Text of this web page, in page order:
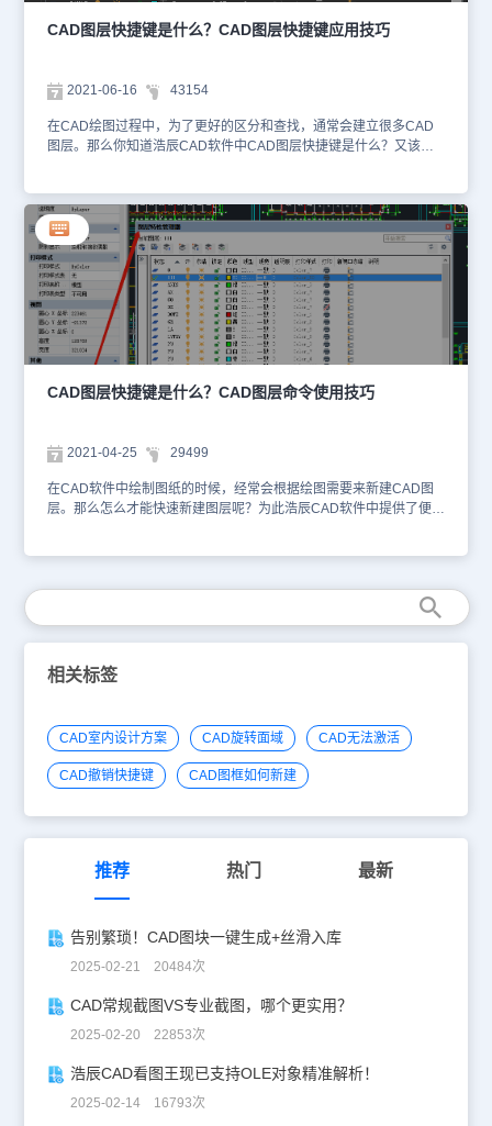
CAD图层快捷键是什么？CAD图层快捷键应用技巧
2021-06-16 43154
在CAD绘图过程中，为了更好的区分和查找，通常会建立很多CAD
图层。那么你知道浩辰CAD软件中CAD图层快捷键是什么？又该如
CAD图层快捷键命令是：LAYER（缩写：LA），其主要用于建立自
定义的图形图层并指定各图层的颜色与线型特性。CAD图层快捷键的
应用步骤：打开浩辰CAD软件后，在命令行输入CAD图层快捷键：
LA，按回车键确认，即可调出【图层特性管理器】。如下图所示：
在【图层特性管理器】中除了可以控制创建或管理图层的特性（如颜
色、线型、线宽、透明度等），还可以添加、删除和重命名图层，修
改其特性等。在浩辰CAD软件中除了可以通过CAD图层快捷键命令
来调用【图层特性管理器】以外，还可以通过菜单栏和工具栏来调
用。菜单栏：【格式】—【图层】。如下图所示：工具栏：【常用】
—【图层】—【图层特性】。如下图所示：到这里关于浩辰CAD软件
中CAD图层快捷键的相关应用技巧就给大家介绍完了，各位小伙伴在
本篇教程来操作哦！更多相关CAD教程请访问浩辰CAD软件官网教
程专区查看。
CAD图层快捷键是什么？CAD图层命令使用技巧
2021-04-25 29499
在CAD软件中绘制图纸的时候，经常会根据绘图需要来新建CAD图
层。那么怎么才能快速新建图层呢？为此浩辰CAD软件中提供了便捷
主要用于建立自定义的图形图层并指定各图层的颜色与线型特性。
CAD图层快捷键命令使用技巧：首先打开浩辰CAD软件，然后在命
令行输入图层快捷键命令：LA或LAYER，按回车键确认，即可调出
【图层特性管理器】对话框。如下图所示：浩辰CAD软件中的图层管
理器可以帮助我们将当前图纸中的图层信息提取出来，当改变了图纸
中的图层状态后，如要想要恢复图层状态的话可以在图层管理器中将
纸的图层统一。到这里关于浩辰CAD软件中CAD图层快捷键命令的
相关使用技巧就给大家介绍完了，各位小伙伴看明白了吗？更多相关
CAD教程请持续关注浩辰CAD软件官网教程专区，有需要CAD下载
的话也可以在浩辰CAD下载专区免费下载试用正版浩辰CAD软件。
相关标签
CAD室内设计方案 CAD旋转面域 CAD无法激活
CAD撤销快捷键 CAD图框如何新建
推荐 热门 最新
告别繁琐！CAD图块一键生成+丝滑入库
2025-02-21 20484次
CAD常规截图VS专业截图，哪个更实用？
2025-02-20 22853次
浩辰CAD看图王现已支持OLE对象精准解析！
2025-02-14 16793次